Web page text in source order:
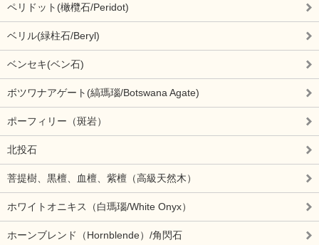
ペリドット(橄欖石/Peridot)
ベリル(緑柱石/Beryl)
ベンセキ(ベン石)
ボツワナアゲート(縞瑪瑙/Botswana Agate)
ポーフィリー（斑岩）
北投石
菩提樹、黒檀、血檀、紫檀（高級天然木）
ホワイトオニキス（白瑪瑙/White Onyx）
ホーンブレンド（Hornblende）/角閃石